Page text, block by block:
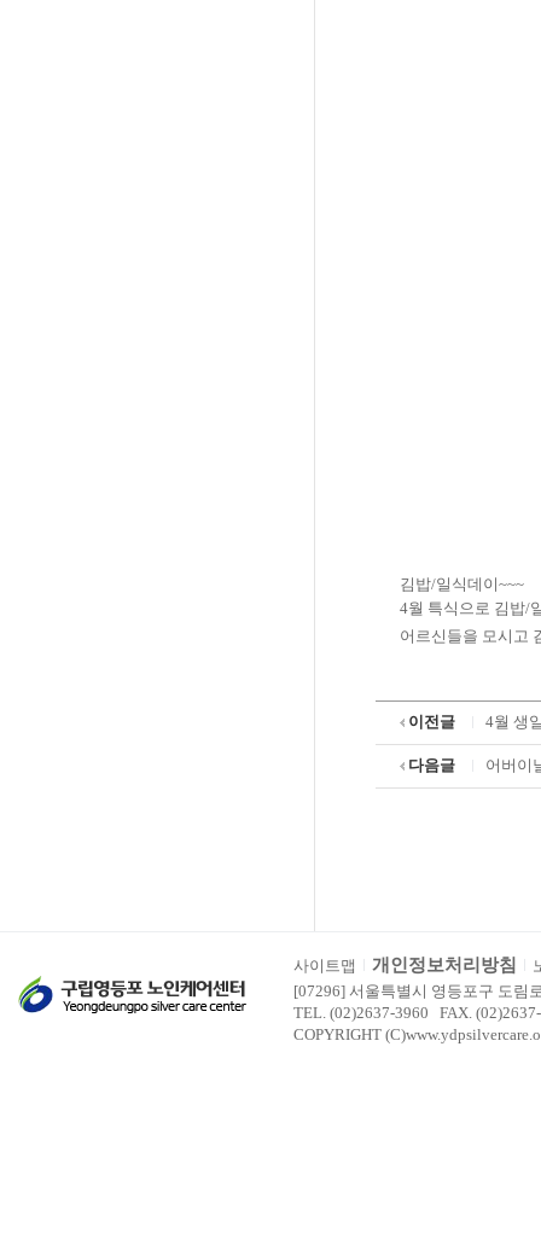
김밥/일식데이~~~
4월 특식으로 김밥/
어르신들을 모시고
이전글 4월 생
다음글 어버이
사이트맵 개인정보처리방침
[07296] 서울특별시 영등포구 도림
TEL. (02)2637-3960 FAX.
COPYRIGHT